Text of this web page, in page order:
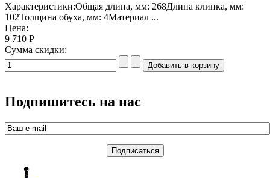
Характеристики:Общая длина, мм: 268Длина клинка, мм:
102Толщина обуха, мм: 4Материал ...
Цена:
9 710 Р
Сумма скидки:
Подпишитесь на нас